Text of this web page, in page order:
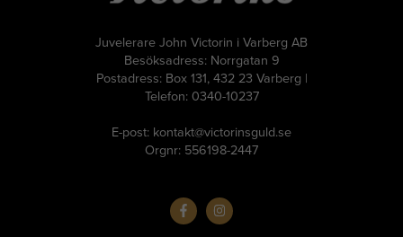
Juvelerare John Victorin i Varberg AB
Besöksadress: Norrgatan 9
Postadress: Box 131, 432 23 Varberg |
Telefon: 0340-10237
E-post: kontakt@victorinsguld.se
Orgnr: 556198-2447